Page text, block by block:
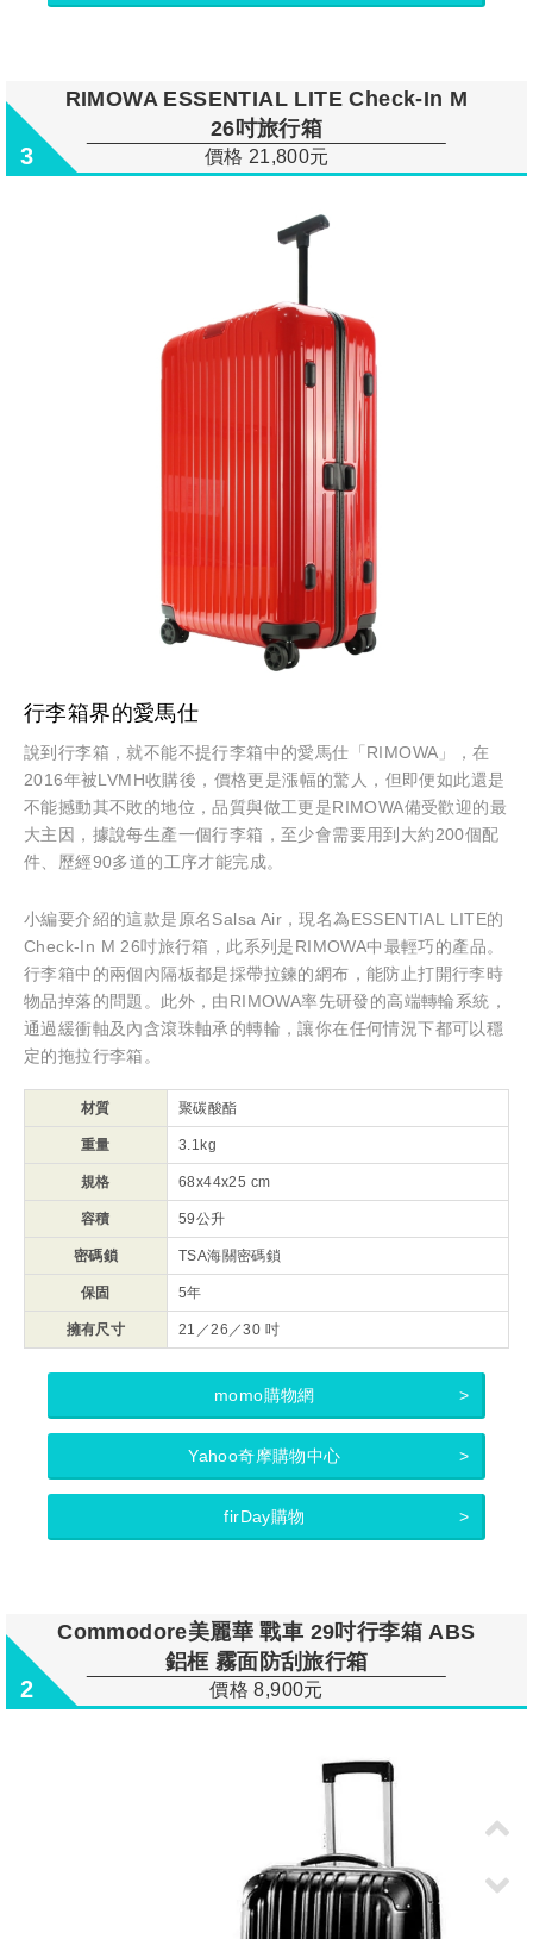
3
RIMOWA ESSENTIAL LITE Check-In M
26吋旅行箱
價格 21,800元
行李箱界的愛馬仕
說到行李箱，就不能不提行李箱中的愛馬仕「RIMOWA」，在
2016年被LVMH收購後，價格更是漲幅的驚人，但即便如此還是
不能撼動其不敗的地位，品質與做工更是RIMOWA備受歡迎的最
大主因，據說每生產一個行李箱，至少會需要用到大約200個配
件、歷經90多道的工序才能完成。
小編要介紹的這款是原名Salsa Air，現名為ESSENTIAL LITE的
Check-In M 26吋旅行箱，此系列是RIMOWA中最輕巧的產品。
行李箱中的兩個內隔板都是採帶拉鍊的網布，能防止打開行李時
物品掉落的問題。此外，由RIMOWA率先研發的高端轉輪系統，
通過緩衝軸及內含滾珠軸承的轉輪，讓你在任何情況下都可以穩
定的拖拉行李箱。
材質 聚碳酸酯
重量 3.1kg
規格 68x44x25 cm
容積 59公升
密碼鎖 TSA海關密碼鎖
保固 5年
擁有尺寸 21／26／30 吋
momo購物網
Yahoo奇摩購物中心
firDay購物
2
Commodore美麗華 戰車 29吋行李箱 ABS
鋁框 霧面防刮旅行箱
價格 8,900元